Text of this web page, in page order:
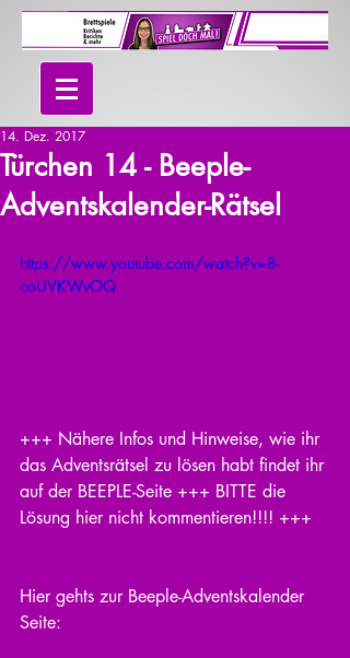
Türchen 14 - Beeple-
Adventskalender-Rätsel
14. Dez. 2017
https://www.youtube.com/watch?v=8-
coUVKWvOQ
+++ Nähere Infos und Hinweise, wie ihr
das Adventsrätsel zu lösen habt findet ihr
auf der BEEPLE-Seite +++ BITTE die
Lösung hier nicht kommentieren!!!! +++
Hier gehts zur Beeple-Adventskalender
Seite: